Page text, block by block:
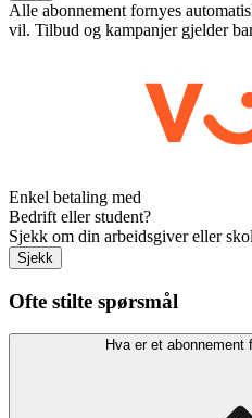
Alle abonnement fornyes
vil. Tilbud og kampanjer gjelder
Enkel betaling med
Bedrift eller student?
Sjekk om din arbeidsgiver eller
Sjekk
Ofte stilte spørsmål
Hva er et abonnement